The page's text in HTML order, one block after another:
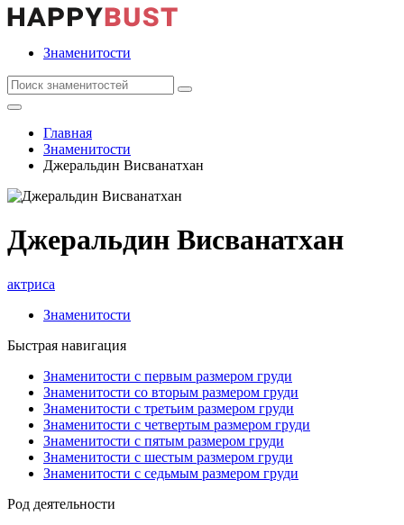
Знаменитости
Главная
Знаменитости
Джеральдин Висванатхан
Джеральдин Висванатхан
актриса
Знаменитости
Быстрая навигация
Знаменитости с первым размером груди
Знаменитости со вторым размером груди
Знаменитости с третьим размером груди
Знаменитости с четвертым размером груди
Знаменитости с пятым размером груди
Знаменитости с шестым размером груди
Знаменитости с седьмым размером груди
Род деятельности